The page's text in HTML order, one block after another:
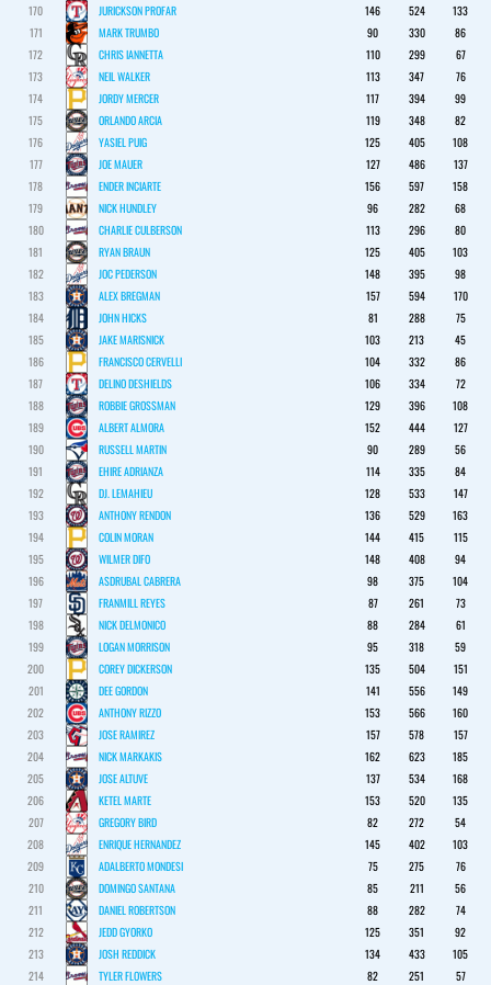
170
JURICKSON PROFAR 146 524
133
171
MARK TRUMBO 90 330
86
172
CHRIS IANNETTA 110 299
67
173
NEIL WALKER 113 347
76
174
JORDY MERCER 117 394
99
175
ORLANDO ARCIA 119 348
82
176
YASIEL PUIG 125 405
108
177
JOE MAUER 127 486
137
178
ENDER INCIARTE 156 597
158
179
NICK HUNDLEY 96 282
68
180
CHARLIE CULBERSON 113 296
80
181
RYAN BRAUN 125 405
103
182
JOC PEDERSON 148 395
98
183
ALEX BREGMAN 157 594
170
184
JOHN HICKS 81 288
75
185
JAKE MARISNICK 103 213
45
186
FRANCISCO CERVELLI 104 332
86
187
DELINO DESHIELDS 106 334
72
188
ROBBIE GROSSMAN 129 396
108
189
ALBERT ALMORA 152 444
127
190
RUSSELL MARTIN 90 289
56
191
EHIRE ADRIANZA 114 335
84
192
DJ. LEMAHIEU 128 533
147
193
ANTHONY RENDON 136 529
163
194
COLIN MORAN 144 415
115
195
WILMER DIFO 148 408
94
196
ASDRUBAL CABRERA 98 375
104
197
FRANMILL REYES 87 261
73
198
NICK DELMONICO 88 284
61
199
LOGAN MORRISON 95 318
59
200
COREY DICKERSON 135 504
151
201
DEE GORDON 141 556
149
202
ANTHONY RIZZO 153 566
160
203
JOSE RAMIREZ 157 578
157
204
NICK MARKAKIS 162 623
185
205
JOSE ALTUVE 137 534
168
206
KETEL MARTE 153 520
135
207
GREGORY BIRD 82 272
54
208
ENRIQUE HERNANDEZ 145 402
103
209
ADALBERTO MONDESI 75 275
76
210
DOMINGO SANTANA 85 211
56
211
DANIEL ROBERTSON 88 282
74
212
JEDD GYORKO 125 351
92
213
JOSH REDDICK 134 433
105
214
TYLER FLOWERS 82 251
57